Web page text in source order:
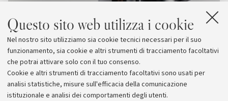
Questo sito web utilizza i cookie
Nel nostro sito utilizziamo sia cookie tecnici necessari per il suo
funzionamento, sia cookie e altri strumenti di tracciamento facoltativi
che potrai attivare solo con il tuo consenso.
Cookie e altri strumenti di tracciamento facoltativi sono usati per
analisi statistiche, misure sull'efficacia della comunicazione
istituzionale e analisi dei comportamenti degli utenti.